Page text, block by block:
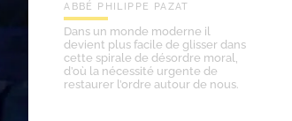
ABBÉ PHILIPPE PAZAT
Dans un monde moderne il
devient plus facile de glisser dans
cette spirale de désordre moral,
d’où la nécessité urgente de
restaurer l’ordre autour de nous.